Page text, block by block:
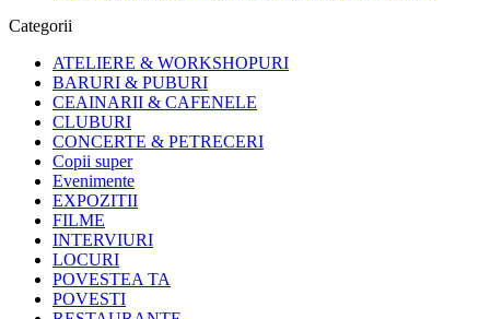
Categorii
ATELIERE & WORKSHOPURI
BARURI & PUBURI
CEAINARII & CAFENELE
CLUBURI
CONCERTE & PETRECERI
Copii super
Evenimente
EXPOZITII
FILME
INTERVIURI
LOCURI
POVESTEA TA
POVESTI